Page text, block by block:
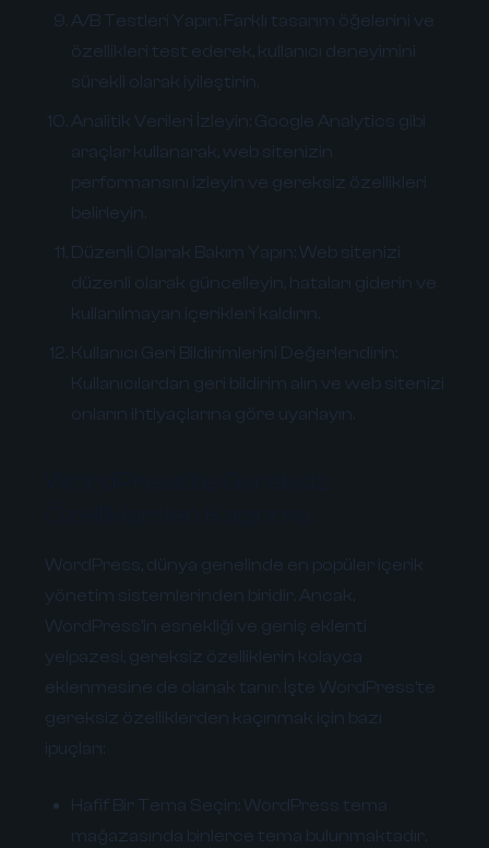
A/B Testleri Yapın: Farklı tasarım öğelerini ve
özellikleri test ederek, kullanıcı deneyimini
sürekli olarak iyileştirin.
Analitik Verileri İzleyin: Google Analytics gibi
araçlar kullanarak, web sitenizin
performansını izleyin ve gereksiz özellikleri
belirleyin.
Düzenli Olarak Bakım Yapın: Web sitenizi
düzenli olarak güncelleyin, hataları giderin ve
kullanılmayan içerikleri kaldırın.
Kullanıcı Geri Bildirimlerini Değerlendirin:
Kullanıcılardan geri bildirim alın ve web sitenizi
onların ihtiyaçlarına göre uyarlayın.
WordPress, dünya genelinde en popüler içerik
yönetim sistemlerinden biridir. Ancak,
WordPress'in esnekliği ve geniş eklenti
yelpazesi, gereksiz özelliklerin kolayca
eklenmesine de olanak tanır. İşte WordPress'te
gereksiz özelliklerden kaçınmak için bazı
ipuçları:
Hafif Bir Tema Seçin: WordPress tema
mağazasında binlerce tema bulunmaktadır.